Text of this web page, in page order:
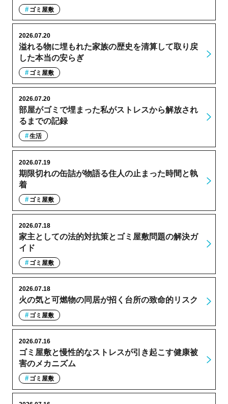
ゴミ屋敷
溢れる物に埋もれた家族の歴史を清算して取り戻
した本当の安らぎ
2026.07.20
ゴミ屋敷
部屋がゴミで埋まった私がストレスから解放され
るまでの記録
2026.07.20
生活
期限切れの缶詰が物語る住人の止まった時間と執
着
2026.07.19
ゴミ屋敷
家主としての法的対抗策とゴミ屋敷問題の解決ガ
イド
2026.07.18
ゴミ屋敷
火の気と可燃物の同居が招く台所の致命的リスク
2026.07.18
ゴミ屋敷
ゴミ屋敷と慢性的なストレスが引き起こす健康被
害のメカニズム
2026.07.16
ゴミ屋敷